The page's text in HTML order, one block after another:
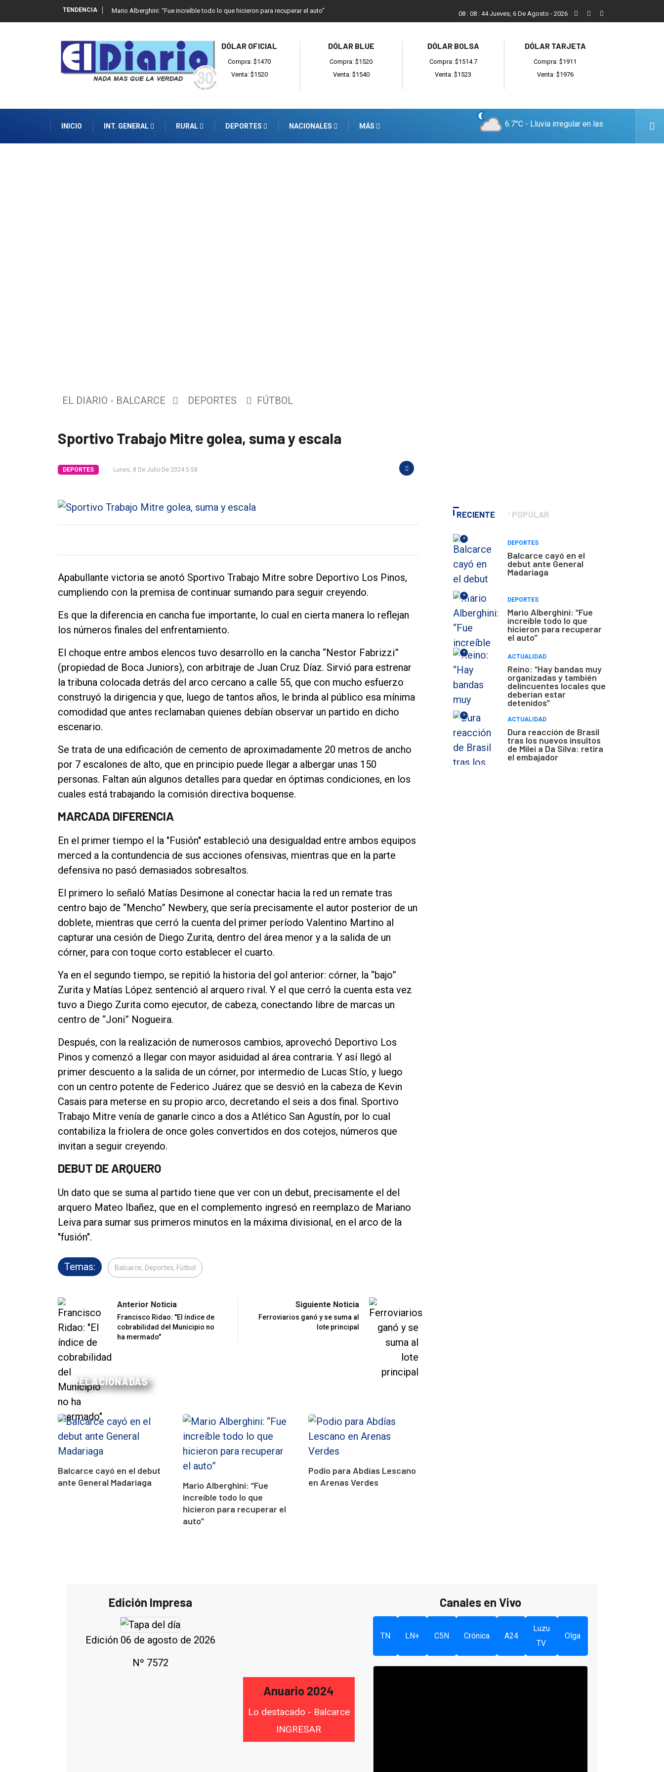
TENDENCIA Mario Alberghini: “Fue increíble todo lo que hicieron para recuperar el auto” Reino: “Hay bandas muy organizadas y también
08 : 08 : 45 Jueves, 6 De Agosto - 2026
DÓLAR OFICIAL
Compra: $1470
Venta: $1520
DÓLAR BLUE
Compra: $1520
Venta: $1540
DÓLAR BOLSA
Compra: $1514.7
Venta: $1523
DÓLAR TARJETA
Compra: $1911
Venta: $1976
INICIO INT. GENERAL RURAL DEPORTES NACIONALES MÁS 6.7°C - Lluvia irregular en las
Deportes
Nosotros
Contacto
EL DIARIO - BALCARCE DEPORTES FÚTBOL
Sportivo Trabajo Mitre golea, suma y escala
DEPORTES Lunes, 8 De Julio De 2024 5:58
Apabullante victoria se anotó Sportivo Trabajo Mitre sobre Deportivo Los Pinos,
cumpliendo con la premisa de continuar sumando para seguir creyendo.
Es que la diferencia en cancha fue importante, lo cual en cierta manera lo reflejan
los números finales del enfrentamiento.
El choque entre ambos elencos tuvo desarrollo en la cancha “Nestor Fabrizzi”
(propiedad de Boca Juniors), con arbitraje de Juan Cruz Díaz. Sirvió para estrenar
la tribuna colocada detrás del arco cercano a calle 55, que con mucho esfuerzo
construyó la dirigencia y que, luego de tantos años, le brinda al público esa mínima
comodidad que antes reclamaban quienes debían observar un partido en dicho
escenario.
Se trata de una edificación de cemento de aproximadamente 20 metros de ancho
por 7 escalones de alto, que en principio puede llegar a albergar unas 150
personas. Faltan aún algunos detalles para quedar en óptimas condiciones, en los
cuales está trabajando la comisión directiva boquense.
MARCADA DIFERENCIA
En el primer tiempo el la "Fusión" estableció una desigualdad entre ambos equipos
merced a la contundencia de sus acciones ofensivas, mientras que en la parte
defensiva no pasó demasiados sobresaltos.
El primero lo señaló Matías Desimone al conectar hacia la red un remate tras
centro bajo de “Mencho” Newbery, que sería precisamente el autor posterior de un
doblete, mientras que cerró la cuenta del primer período Valentino Martino al
capturar una cesión de Diego Zurita, dentro del área menor y a la salida de un
córner, para con toque corto establecer el cuarto.
Ya en el segundo tiempo, se repitió la historia del gol anterior: córner, la “bajo”
Zurita y Matías López sentenció al arquero rival. Y el que cerró la cuenta esta vez
tuvo a Diego Zurita como ejecutor, de cabeza, conectando libre de marcas un
centro de “Joni” Nogueira.
Después, con la realización de numerosos cambios, aprovechó Deportivo Los
Pinos y comenzó a llegar con mayor asiduidad al área contraria. Y así llegó al
primer descuento a la salida de un córner, por intermedio de Lucas Stío, y luego
con un centro potente de Federico Juárez que se desvió en la cabeza de Kevin
Casais para meterse en su propio arco, decretando el seis a dos final. Sportivo
Trabajo Mitre venía de ganarle cinco a dos a Atlético San Agustín, por lo cual
contabiliza la friolera de once goles convertidos en dos cotejos, números que
invitan a seguir creyendo.
DEBUT DE ARQUERO
Un dato que se suma al partido tiene que ver con un debut, precisamente el del
arquero Mateo Ibañez, que en el complemento ingresó en reemplazo de Mariano
Leiva para sumar sus primeros minutos en la máxima divisional, en el arco de la
"fusión".
Temas: Balcarce, Deportes, Fútbol
Anterior Noticia
Francisco Ridao: "El índice de
cobrabilidad del Municipio no
ha mermado"
Siguiente Noticia
Ferroviarios ganó y se suma al
lote principal
RELACIONADAS
Balcarce cayó en el debut
ante General Madariaga
Mario Alberghini: “Fue
increíble todo lo que
hicieron para recuperar el
auto”
Podio para Abdías Lescano
en Arenas Verdes
RECIENTE POPULAR
*
DEPORTES
Balcarce cayó en el
debut ante General
Madariaga
*
DEPORTES
Mario Alberghini: “Fue
increíble todo lo que
hicieron para recuperar
el auto”
*
ACTUALIDAD
Reino: “Hay bandas muy
organizadas y también
delincuentes locales que
deberían estar
detenidos”
*
ACTUALIDAD
Dura reacción de Brasil
tras los nuevos insultos
de Milei a Da Silva: retira
el embajador
Edición Impresa
Edición 06 de agosto de 2026
Nº 7572
Anuario 2024
Lo destacado - Balcarce
INGRESAR
Canales en Vivo
TN LN+ C5N Crónica A24
Luzu
TV
Olga